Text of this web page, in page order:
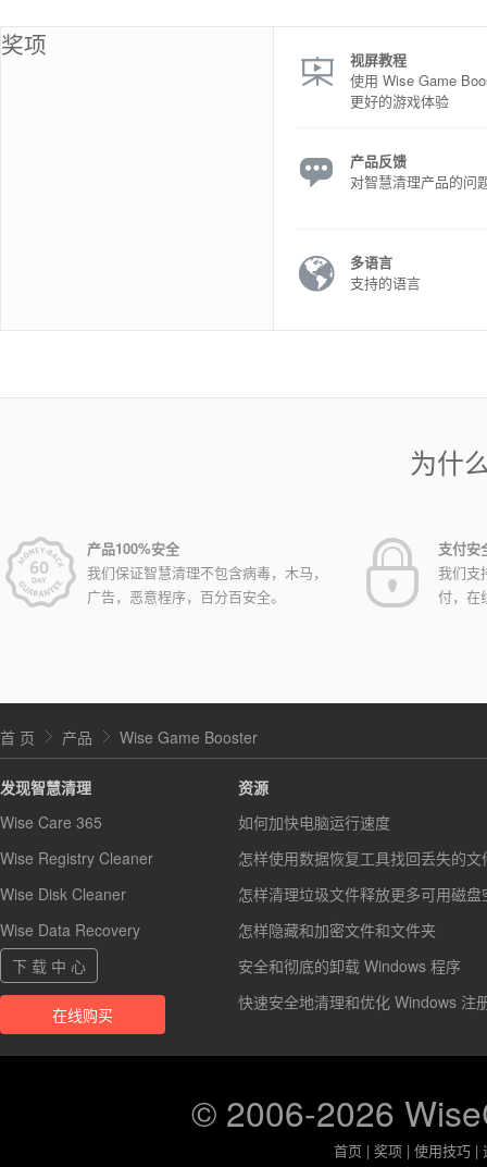
奖项
视屏教程
使用 Wise Game
更好的游戏体验
产品反馈
对智慧清理产品的问
多语言
支持的语言
为什
产品100%安全
我们保证智慧清理不包含病毒，木马，
广告，恶意程序，百分百安全。
支付安
我们支
付，在
首 页 产品 Wise Game Booster
发现智慧清理
Wise Care 365
Wise Registry Cleaner
Wise Disk Cleaner
Wise Data Recovery
下 载 中 心
在线购买
资源
如何加快电脑运行速度
怎样使用数据恢复工具找回丢失的文
怎样清理垃圾文件释放更多可用磁盘
怎样隐藏和加密文件和文件夹
安全和彻底的卸载 Windows 程序
快速安全地清理和优化 Windows 注
© 2006-2026
首页 |奖项 |使用技巧 |